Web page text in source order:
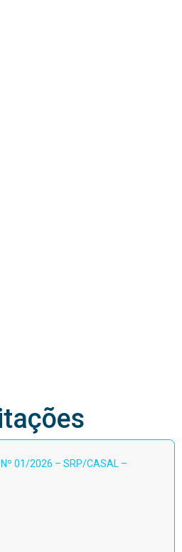
Nº 01/2026 – SRP/CASAL –